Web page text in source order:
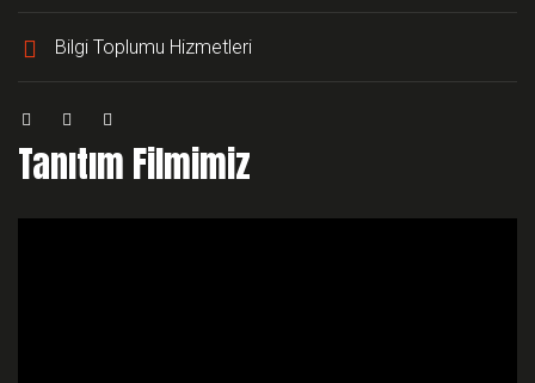
Bilgi Toplumu Hizmetleri
Tanıtım Filmimiz